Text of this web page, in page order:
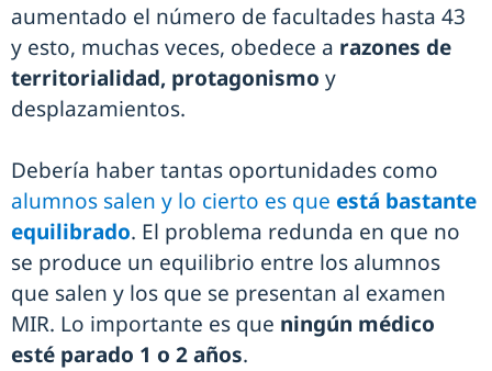
aumentado el número de facultades hasta 43
y esto, muchas veces, obedece a razones de
territorialidad, protagonismo y
desplazamientos.
Debería haber tantas oportunidades como
alumnos salen y lo cierto es que está bastante
equilibrado. El problema redunda en que no
se produce un equilibrio entre los alumnos
que salen y los que se presentan al examen
MIR. Lo importante es que ningún médico
esté parado 1 o 2 años.